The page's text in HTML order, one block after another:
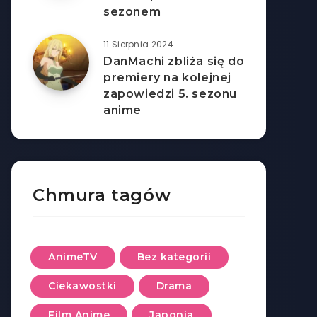
sezonem
11 Sierpnia 2024
DanMachi zbliża się do
premiery na kolejnej
zapowiedzi 5. sezonu
anime
Chmura tagów
AnimeTV Bez kategorii
Ciekawostki Drama